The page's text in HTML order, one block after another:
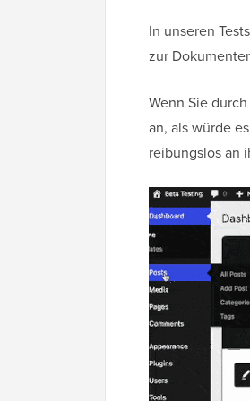
In unseren
zur
Wenn Sie
an, als würde
reibungslos an